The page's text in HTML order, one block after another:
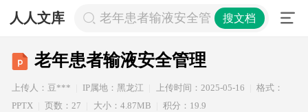
人人文库 老年患者输液安全管理搜文档
老年患者输液安全管理
上传人：豆*** IP属地：黑龙江 上传时间：2025-05-16
格式：
PPTX
页数：27 大小：4.87MB 积分：19.9